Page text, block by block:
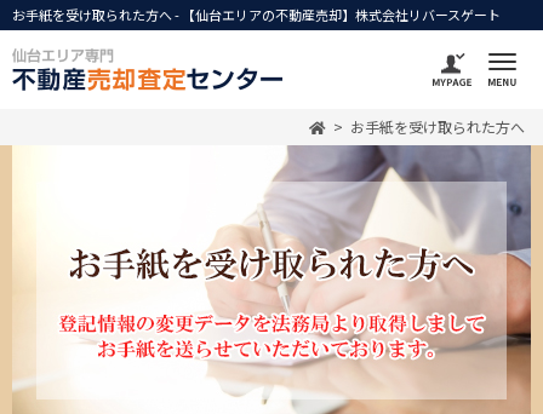
お手紙を受け取られた方へ - 【仙台エリアの不動産売却】株式会社リバースゲート
お手紙を受け取られた方へ